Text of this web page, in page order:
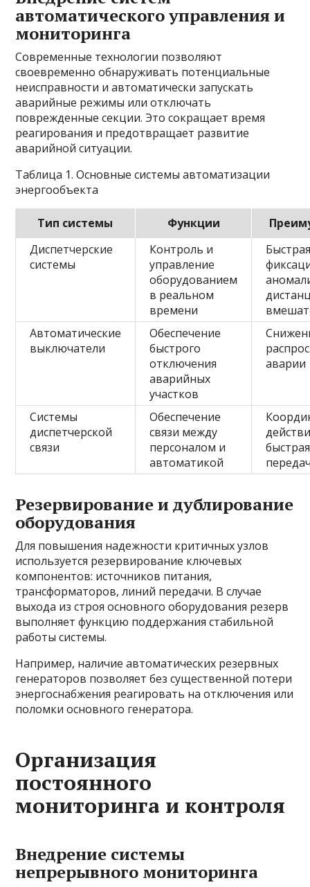
автоматического управления и
мониторинга
Современные технологии позволяют
своевременно обнаруживать потенциальные
неисправности и автоматически запускать
аварийные режимы или отключать
поврежденные секции. Это сокращает время
реагирования и предотвращает развитие
аварийной ситуации.
Таблица 1. Основные системы автоматизации
энергообъекта
Тип системы Функции
Диспетчерские
системы
Контроль и
управление
оборудованием
в реальном
времени
Автоматические
выключатели
Обеспечение
быстрого
отключения
аварийных
участков
аварии
Системы
диспетчерской
связи
Обеспечение
связи между
персоналом и
автоматикой
быстрая
Резервирование и дублирование
оборудования
Для повышения надежности критичных узлов
используется резервирование ключевых
компонентов: источников питания,
трансформаторов, линий передачи. В случае
выхода из строя основного оборудования резерв
выполняет функцию поддержания стабильной
работы системы.
Например, наличие автоматических резервных
генераторов позволяет без существенной потери
энергоснабжения реагировать на отключения или
поломки основного генератора.
Организация
постоянного
мониторинга и контроля
Внедрение системы
непрерывного мониторинга